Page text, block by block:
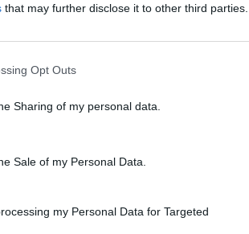
that may further disclose it to other third parties.
Opt Outs
Sharing of my personal data.
Sale of my Personal Data.
my Personal Data for Targeted
(1900-1978) író autográf kézirata egy vers
6 000Ft
2022-10-02 16:00